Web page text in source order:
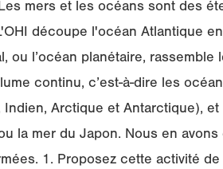
mers et les océans sont des
découpe l'océan Atlantique
ou l’océan planétaire, rassemble
continu, c’est-à-dire les
Arctique et Antarctique), et
la mer du Japon. Nous en avons
1. Proposez cette activité